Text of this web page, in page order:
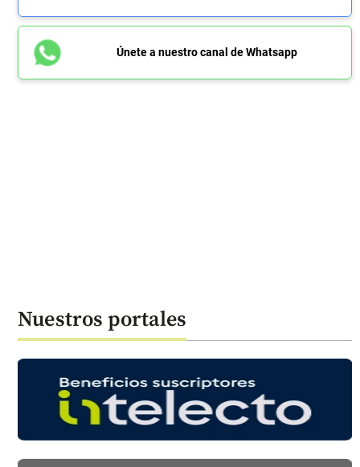
Únete a nuestro canal de Whatsapp
Nuestros portales